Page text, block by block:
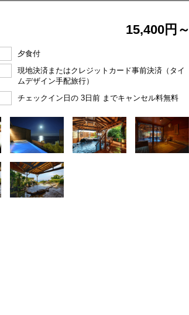
15,400円～
夕食付
現地決済またはクレジットカード事前決済（タイ
ムデザイン手配旅行）
チェックイン日の 3日前 までキャンセル料無料